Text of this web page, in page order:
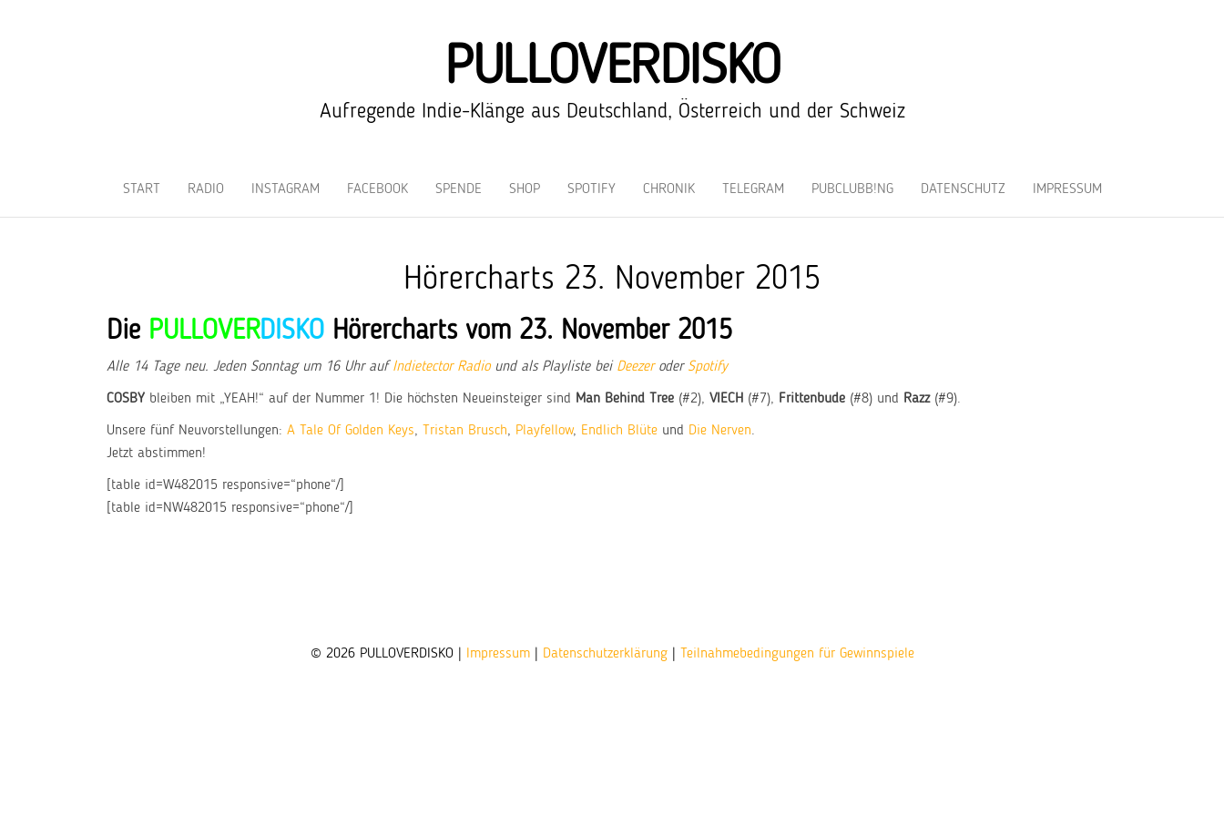
PULLOVERDISKO
Aufregende Indie-Klänge aus Deutschland, Österreich und der Schweiz
START RADIO INSTAGRAM FACEBOOK SPENDE SHOP SPOTIFY CHRONIK TELEGRAM PUBCLUBB!NG DATENSCHUTZ IMPRESSUM
Hörercharts 23. November 2015
Die PULLOVERDISKO Hörercharts vom 23. November 2015
Alle 14 Tage neu. Jeden Sonntag um 16 Uhr auf Indietector Radiound als Playliste bei Deezeroder Spotify
COSBY bleiben mit „YEAH!“ auf der Nummer 1! Die höchsten Neueinsteiger sind Man Behind Tree (#2), VIECH (#7), Frittenbude (#8) und Razz(#9).
Unsere fünf Neuvorstellungen: A Tale Of Golden Keys, Tristan Brusch, Playfellow, Endlich Blüte und Die Nerven.
Jetzt abstimmen!
[table id=W482015 responsive=“phone“/]
[table id=NW482015 responsive=“phone“/]
© 2026 PULLOVERDISKO | Impressum| Datenschutzerklärung| Teilnahmebedingungen für Gewinnspiele